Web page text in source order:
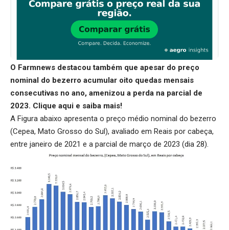
O Farmnews destacou também que apesar do preço
nominal do bezerro acumular oito quedas mensais
consecutivas no ano, amenizou a perda na parcial de
2023. Clique aqui e saiba mais!
A Figura abaixo apresenta o preço médio nominal do bezerro
(Cepea, Mato Grosso do Sul), avaliado em Reais por cabeça,
entre janeiro de 2021 e a parcial de março de 2023 (dia 28).